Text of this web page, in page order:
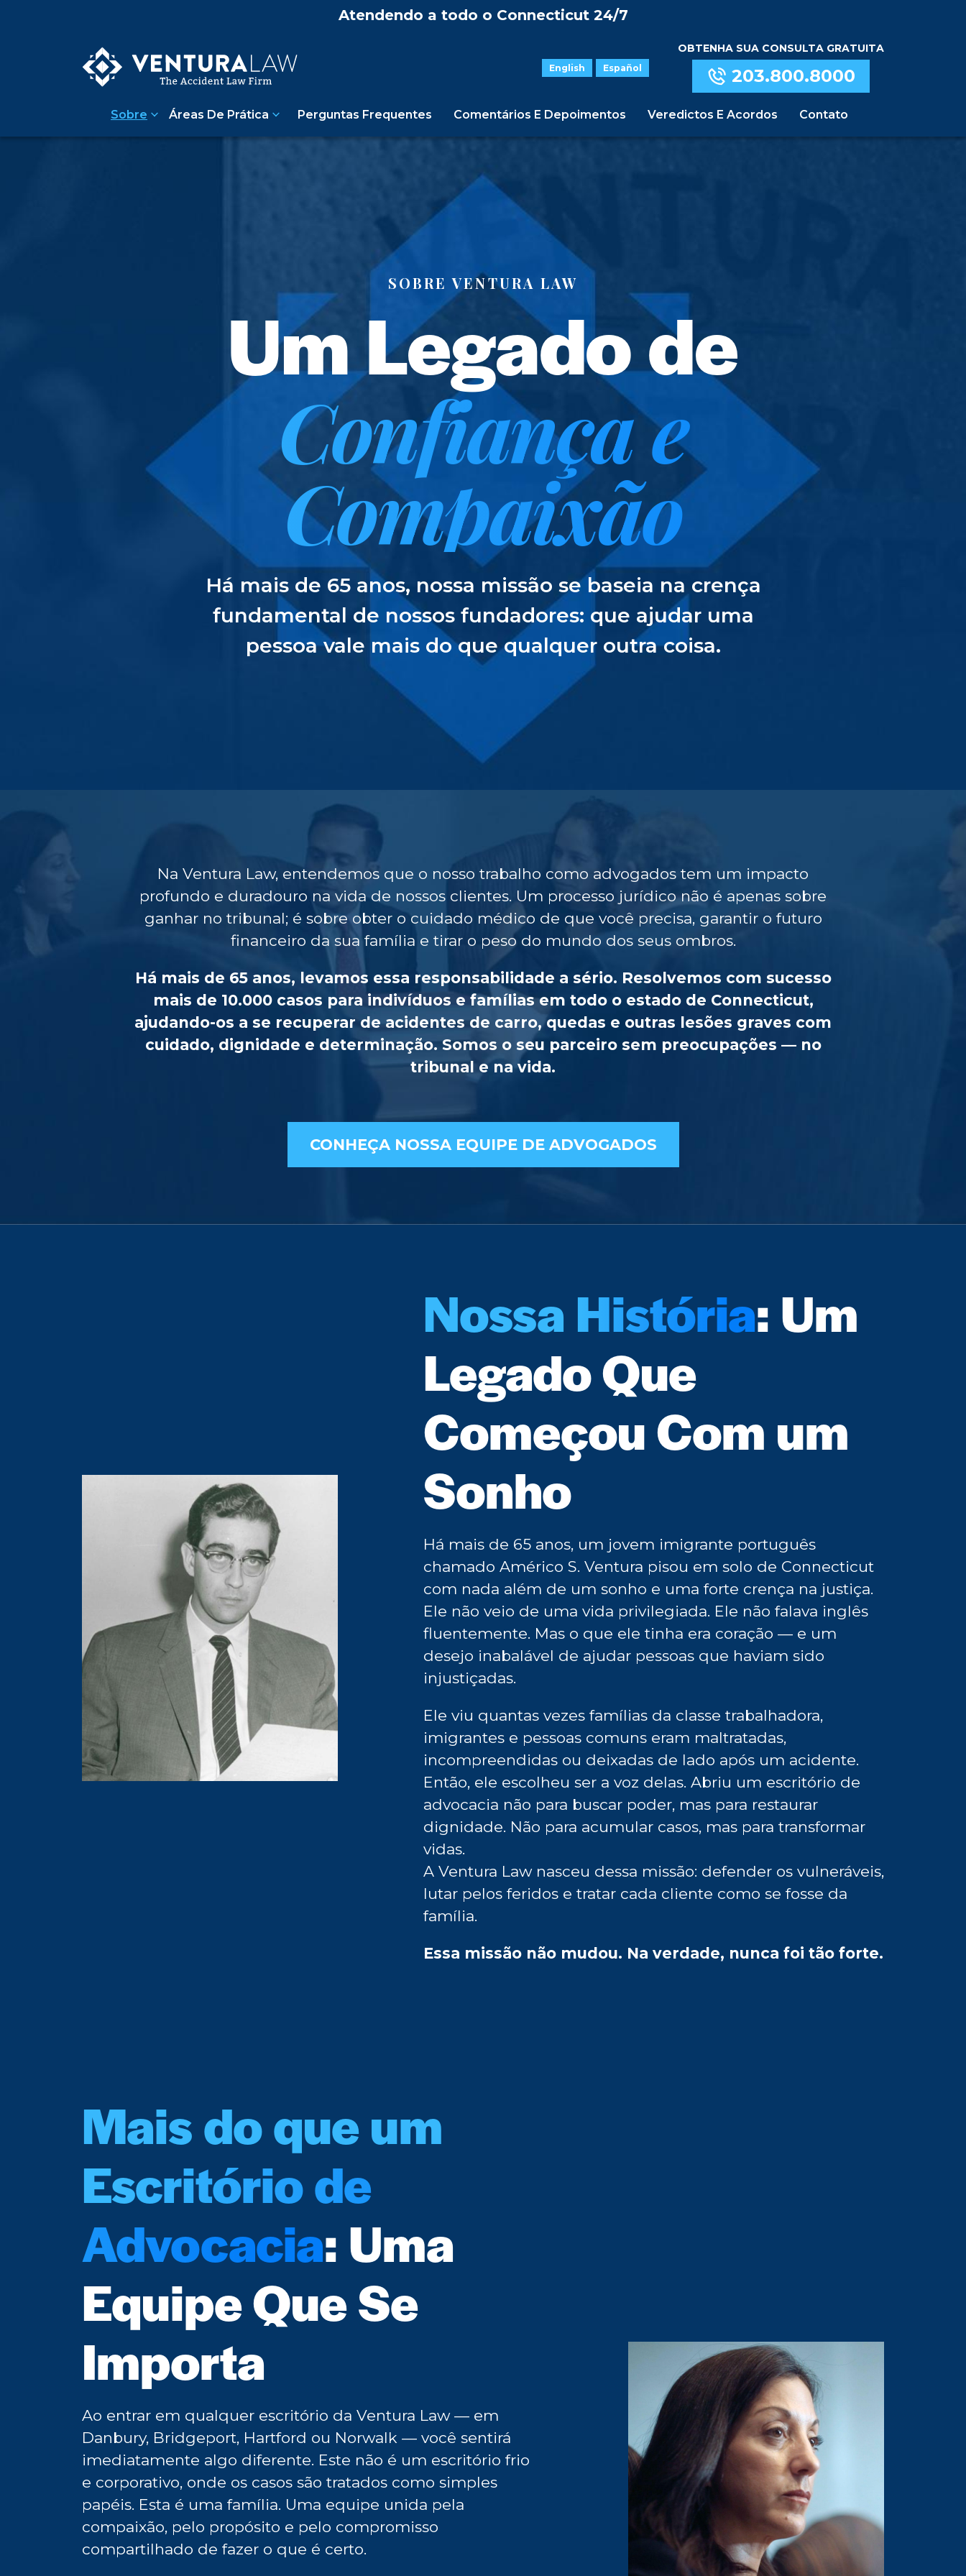
Atendendo a todo o Connecticut 24/7
English Español
OBTENHA SUA CONSULTA GRATUITA
203.800.8000
Sobre Áreas De Prática Perguntas Frequentes Comentários E Depoimentos Veredictos E Acordos Contato
Sobre Ventura Law
Um Legado de
Confiança e
Compaixão
Há mais de 65 anos, nossa missão se baseia na crença
fundamental de nossos fundadores: que ajudar uma
pessoa vale mais do que qualquer outra coisa.
Na Ventura Law, entendemos que o nosso trabalho como advogados tem um impacto
profundo e duradouro na vida de nossos clientes. Um processo jurídico não é apenas sobre
ganhar no tribunal; é sobre obter o cuidado médico de que você precisa, garantir o futuro
financeiro da sua família e tirar o peso do mundo dos seus ombros.
Há mais de 65 anos, levamos essa responsabilidade a sério. Resolvemos com sucesso
mais de 10.000 casos para indivíduos e famílias em todo o estado de Connecticut,
ajudando-os a se recuperar de acidentes de carro, quedas e outras lesões graves com
cuidado, dignidade e determinação. Somos o seu parceiro sem preocupações — no
tribunal e na vida.
CONHEÇA NOSSA EQUIPE DE ADVOGADOS
Nossa História: Um
Legado Que
Começou Com um
Sonho
Há mais de 65 anos, um jovem imigrante português
chamado Américo S. Ventura pisou em solo de Connecticut
com nada além de um sonho e uma forte crença na justiça.
Ele não veio de uma vida privilegiada. Ele não falava inglês
fluentemente. Mas o que ele tinha era coração — e um
desejo inabalável de ajudar pessoas que haviam sido
injustiçadas.
Ele viu quantas vezes famílias da classe trabalhadora,
imigrantes e pessoas comuns eram maltratadas,
incompreendidas ou deixadas de lado após um acidente.
Então, ele escolheu ser a voz delas. Abriu um escritório de
advocacia não para buscar poder, mas para restaurar
dignidade. Não para acumular casos, mas para transformar
vidas.
A Ventura Law nasceu dessa missão: defender os vulneráveis,
lutar pelos feridos e tratar cada cliente como se fosse da
família.
Essa missão não mudou. Na verdade, nunca foi tão forte.
Mais do que um
Escritório de
Advocacia: Uma
Equipe Que Se
Importa
Ao entrar em qualquer escritório da Ventura Law — em
Danbury, Bridgeport, Hartford ou Norwalk — você sentirá
imediatamente algo diferente. Este não é um escritório frio
e corporativo, onde os casos são tratados como simples
papéis. Esta é uma família. Uma equipe unida pela
compaixão, pelo propósito e pelo compromisso
compartilhado de fazer o que é certo.